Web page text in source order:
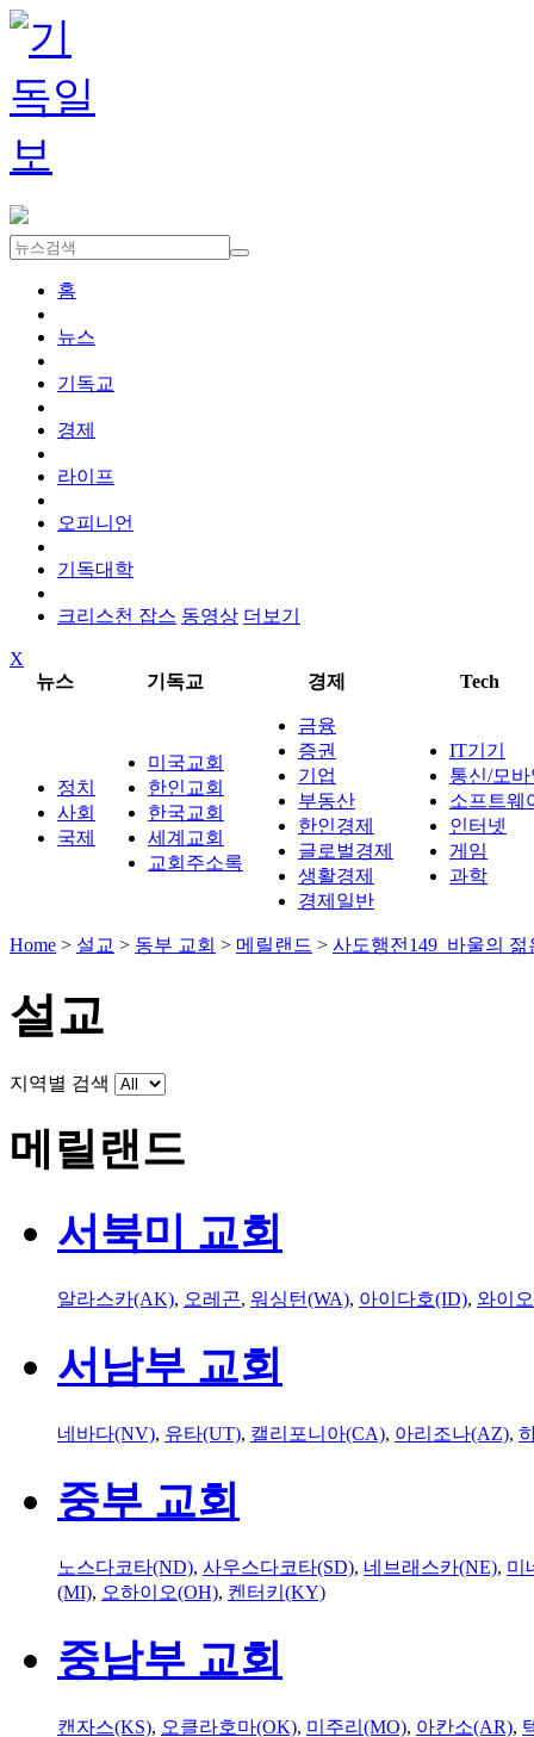
홈
뉴스
기독교
경제
라이프
오피니언
기독대학
크리스천 잡스 동영상 더보기
X
뉴스
기독교 경제 Tech
정치
사회
국제
미국교회
한인교회
한국교회
세계교회
교회주소록
금융
증권
기업
부동산
한인경제
글로벌경제
생활경제
경제일반
IT기기
통신/모
소프트웨
인터넷
게임
과학
Home > 설교 > 동부 교회 > 메릴랜드 > 사도행전149_바울의 젊
설교
지역별 검색
메릴랜드
서북미 교회
알라스카(AK), 오레곤, 워싱턴(WA), 아이다호(ID), 와이
서남부 교회
네바다(NV), 유타(UT), 캘리포니아(CA), 아리조나(AZ),
중부 교회
노스다코타(ND), 사우스다코타(SD), 네브래스카(NE), 미
(MI), 오하이오(OH), 켄터키(KY)
중남부 교회
캔자스(KS), 오클라호마(OK), 미주리(MO), 아칸소(AR),